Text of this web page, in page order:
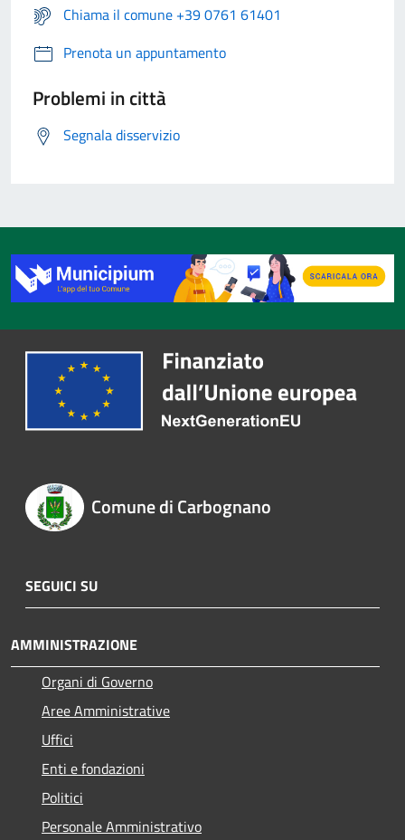
Chiama il comune +39 0761 61401
Prenota un appuntamento
Problemi in città
Segnala disservizio
Comune di Carbognano
SEGUICI SU
AMMINISTRAZIONE
Organi di Governo
Aree Amministrative
Uffici
Enti e fondazioni
Politici
Personale Amministrativo